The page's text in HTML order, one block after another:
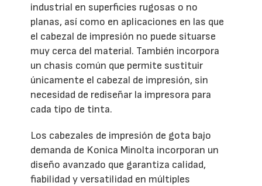
industrial en superficies rugosas o no
planas, así como en aplicaciones en las que
el cabezal de impresión no puede situarse
muy cerca del material. También incorpora
un chasis común que permite sustituir
únicamente el cabezal de impresión, sin
necesidad de rediseñar la impresora para
cada tipo de tinta.
Los cabezales de impresión de gota bajo
demanda de Konica Minolta incorporan un
diseño avanzado que garantiza calidad,
fiabilidad y versatilidad en múltiples